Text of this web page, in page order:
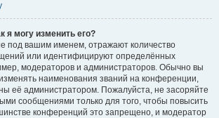
я могу изменить его?
под вашим именем, отражают количество
или идентифицируют определённых
модераторов и администраторов. Обычно вы
наименования званий на конференции,
её администратором. Пожалуйста, не засоряйте
сообщениями только для того, чтобы повысить
конференций это запрещено, и модератор